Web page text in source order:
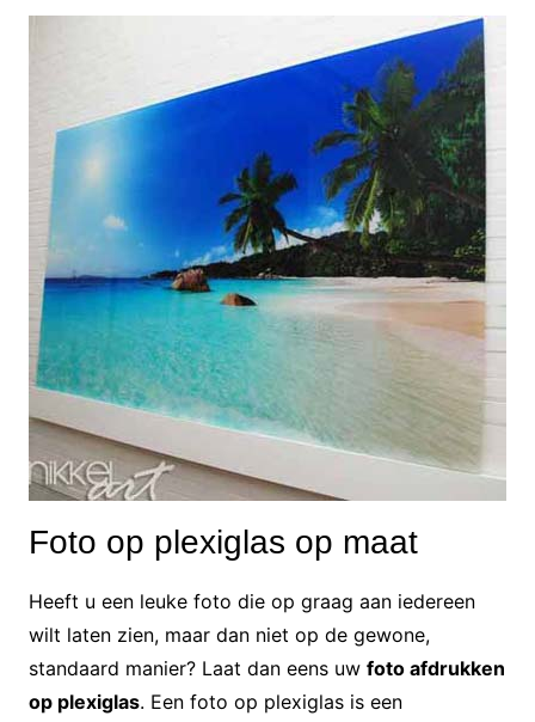
Foto op plexiglas op maat
Heeft u een leuke foto die op graag aan iedereen
wilt laten zien, maar dan niet op de gewone,
standaard manier? Laat dan eens uw foto afdrukken
op plexiglas. Een foto op plexiglas is een